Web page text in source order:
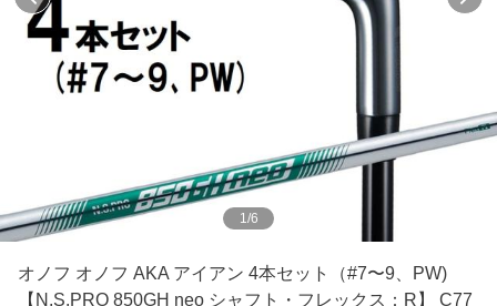
1/6
オノフ オノフ AKA アイアン 4本セット（#7〜9、PW)
【N.S.PRO 850GH neo シャフト・フレックス：R】 C77